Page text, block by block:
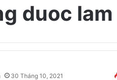
duoc lam
30 Tháng 10, 2021